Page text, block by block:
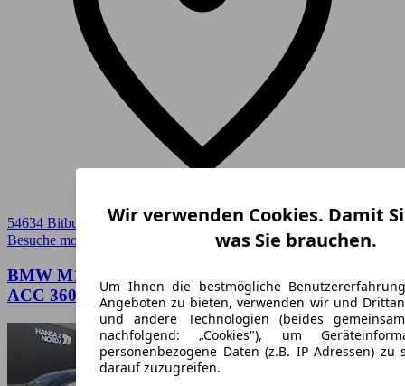
54634 Bitburg
Besuche mobile.de
BMW M135 xDrive LED NAVI HUD MEMORY
ACC 360° H/K 19"
Wir verwenden Cookies. Damit
was Sie brauchen.
Um Ihnen die bestmögliche
Angeboten zu bieten, verwenden wir und
und andere Technologien (beides
nachfolgend: „Cookies"), um
personenbezogene Daten (z.B. IP Adressen) zu
darauf zuzugreifen.